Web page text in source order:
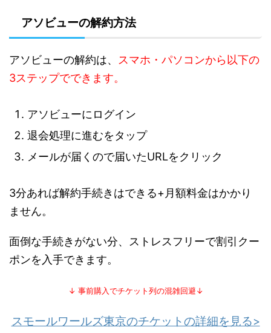
アソビューの解約方法
アソビューの解約は、
スマホ・パソコンから以下の
3ステップでできます。
アソビューにログイン
退会処理に進むをタップ
メールが届くので届いたURLをクリック
3分あれば解約手続きはできる+月額料金はかかり
ません。
面倒な手続きがない分、ストレスフリーで割引クー
ポンを入手できます。
↓ 事前購入でチケット列の混雑回避↓
スモールワールズ東京のチケットの詳細を見る>